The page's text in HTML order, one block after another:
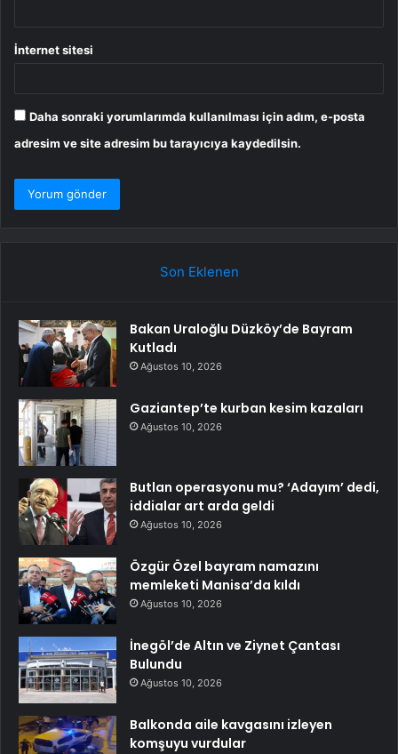
İnternet sitesi
Daha sonraki yorumlarımda kullanılması için adım, e-posta
adresim ve site adresim bu tarayıcıya kaydedilsin.
Son Eklenen
Bakan Uraloğlu Düzköy’de Bayram
Kutladı
Ağustos 10, 2026
Gaziantep’te kurban kesim kazaları
Ağustos 10, 2026
Butlan operasyonu mu? ‘Adayım’ dedi,
iddialar art arda geldi
Ağustos 10, 2026
Özgür Özel bayram namazını
memleketi Manisa’da kıldı
Ağustos 10, 2026
İnegöl’de Altın ve Ziynet Çantası
Bulundu
Ağustos 10, 2026
Balkonda aile kavgasını izleyen
komşuyu vurdular